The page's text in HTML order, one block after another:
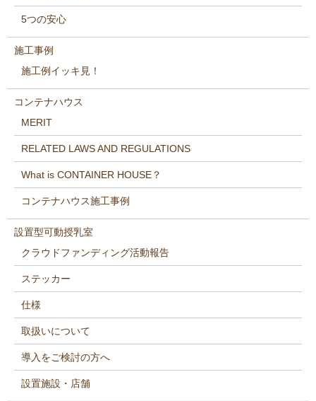
5つの安心
施工事例
施工例イッキ見！
コンテナハウス
MERIT
RELATED LAWS AND REGULATIONS
What is CONTAINER HOUSE？
コンテナハウス施工事例
設置型可動授乳室
クラウドファンディング活動報告
ステッカー
仕様
取扱いについて
導入をご検討の方へ
設置施設・店舗